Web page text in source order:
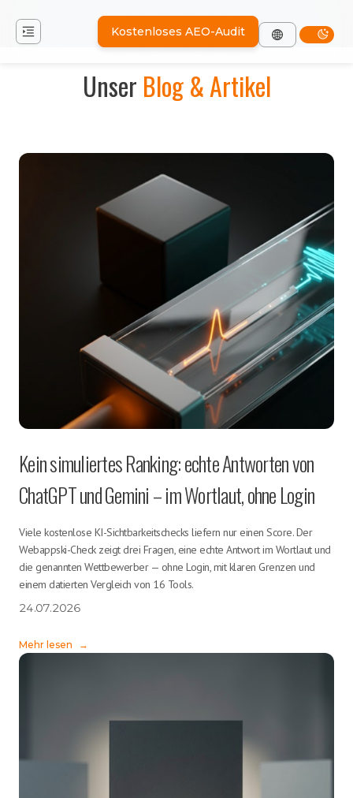
Kostenloses AEO-Audit
Unser Blog & Artikel
Kein simuliertes Ranking: echte Antworten von
ChatGPT und Gemini – im Wortlaut, ohne Login
Viele kostenlose KI-Sichtbarkeitschecks liefern nur einen Score. Der
Webappski-Check zeigt drei Fragen, eine echte Antwort im Wortlaut und
die genannten Wettbewerber — ohne Login, mit klaren Grenzen und
einem datierten Vergleich von 16 Tools.
24.07.2026
Mehr lesen →